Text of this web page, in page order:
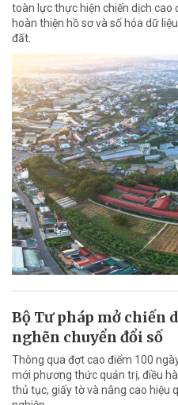
toàn lực thực hiện chiến dịch cao
hoàn thiện hồ sơ và số hóa dữ
đất.
Bộ Tư pháp mở chiến
nghẽn chuyển đổi số
Thông qua đợt cao điểm 100
mới phương thức quản trị, điều
thủ tục, giấy tờ và nâng cao hiệu